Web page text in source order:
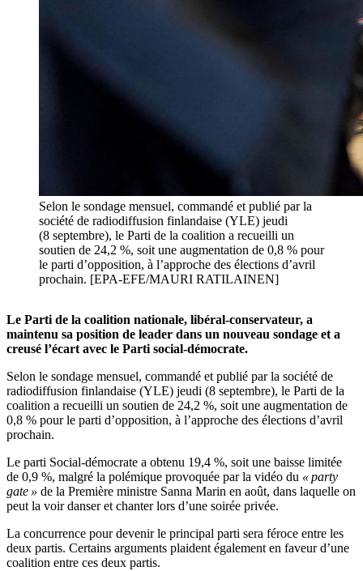
Selon le sondage mensuel, commandé et publié par la
société de radiodiffusion finlandaise (YLE) jeudi
(8 septembre), le Parti de la coalition a recueilli un
soutien de 24,2 %, soit une augmentation de 0,8 % pour
le parti d’opposition, à l’approche des élections d’avril
prochain. [EPA-EFE/MAURI RATILAINEN]
Le Parti de la coalition nationale, libéral-conservateur, a
maintenu sa position de leader dans un nouveau sondage et a
creusé l’écart avec le Parti social-démocrate.
Selon le sondage mensuel, commandé et publié par la société de
radiodiffusion finlandaise (YLE) jeudi (8 septembre), le Parti de la
coalition a recueilli un soutien de 24,2 %, soit une augmentation de
0,8 % pour le parti d’opposition, à l’approche des élections d’avril
prochain.
Le parti Social-démocrate a obtenu 19,4 %, soit une baisse limitée
de 0,9 %, malgré la polémique provoquée par la vidéo du « party
gate » de la Première ministre Sanna Marin en août, dans laquelle on
peut la voir danser et chanter lors d’une soirée privée.
La concurrence pour devenir le principal parti sera féroce entre les
deux partis. Certains arguments plaident également en faveur d’une
coalition entre ces deux partis.